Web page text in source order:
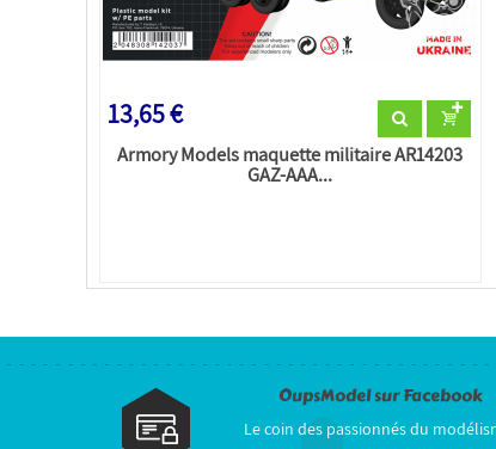
13,65 €
Armory Models maquette militaire AR14203
GAZ-AAA...
OupsModel sur Facebook
Le coin des passionnés du